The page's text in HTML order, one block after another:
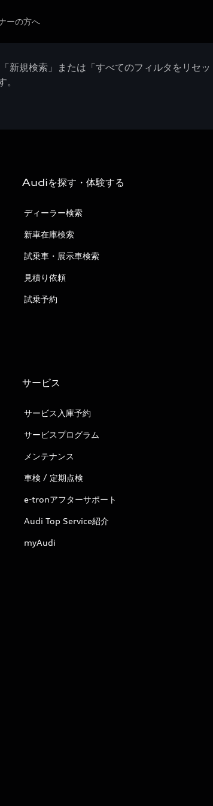
ーの方へ
規検索」または「すべてのフィルタをリセ
Audiを探す・体験する
ディーラー検索
新車在庫検索
試乗車・展示車検索
見積り依頼
試乗予約
サービス
サービス入庫予約
サービスプログラム
メンテナンス
車検 / 定期点検
e-tronアフターサポート
Audi Top Service紹介
myAudi